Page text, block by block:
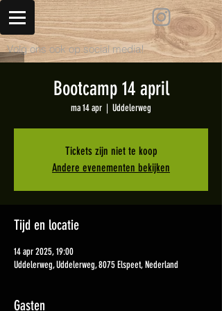
Volg ons ook op social media!
Bootcamp 14 april
ma 14 apr
  |
Uddelerweg
Tickets zijn niet te koop
Andere evenementen bekijken
Tijd en locatie
14 apr 2025, 19:00
Uddelerweg, Uddelerweg, 8075 Elspeet, Nederland
Gasten